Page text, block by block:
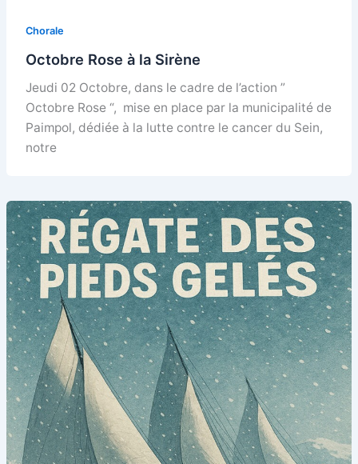
Chorale
Octobre Rose à la Sirène
Jeudi 02 Octobre, dans le cadre de l’action ”
Octobre Rose “, mise en place par la municipalité de
Paimpol, dédiée à la lutte contre le cancer du Sein,
notre